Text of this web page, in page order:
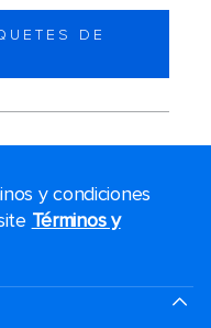
DE
y condiciones
Términos y